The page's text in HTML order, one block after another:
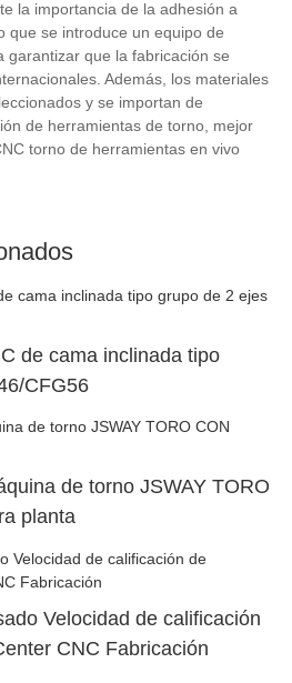
la importancia de la adhesión a
que se introduce un equipo de
garantizar que la fabricación se
Además, los materiales
y se importan de
de herramientas de torno, mejor
torno de herramientas en vivo
de cama inclinada tipo
CFG56
de torno JSWAY TORO
planta
Velocidad de calificación
CNC Fabricación